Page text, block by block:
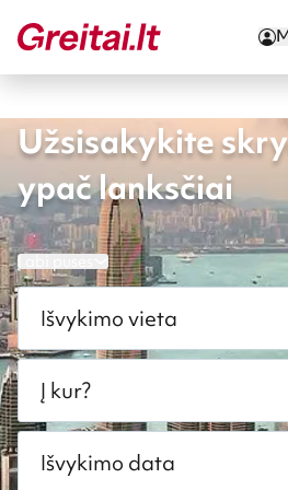
Užsisakykite
ypač lanksčiai
Į abi puses
Išvykimo vieta
Į kur?
Išvykimo data